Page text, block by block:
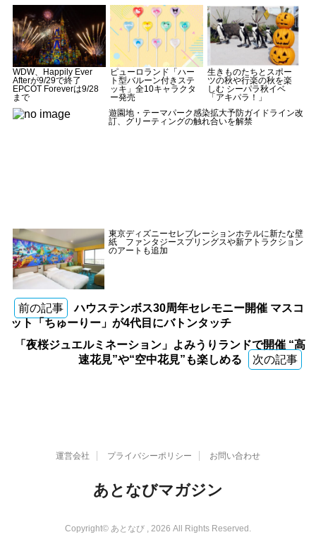
WDW、Happily Ever
Afterが9/29で終了
EPCOT Foreverは9/28
まで
ピューロランド「ハー
ト型バルーン付きステ
ッキ」全10キャラクタ
ー発売
生きものたちとスポー
ツの秋や行楽の秋を楽
しむ シーパラ秋イベ
「アキパラ！」
遊園地・テーマパーク感染拡大予防ガイドライン改
訂、グリーティングの触れ合いを解禁
東京ディズニーセレブレーションホテルに新たな壁
紙 ファンタジースプリングスや新アトラクション
のアートも追加
前の記事
ハウステンボス30周年セレモニー開催 マスコ
ット「ちゅーりー」が4代目にバトンタッチ
「夜桜ジュエルミネーション」よみうりランドで開催 “高
速花見”や“空中花見”も楽しめる
次の記事
運営会社 プライバシーポリシー お問い合わせ
あとなびマガジン
Copyright© あとなび , 2026 All Rights Reserved.